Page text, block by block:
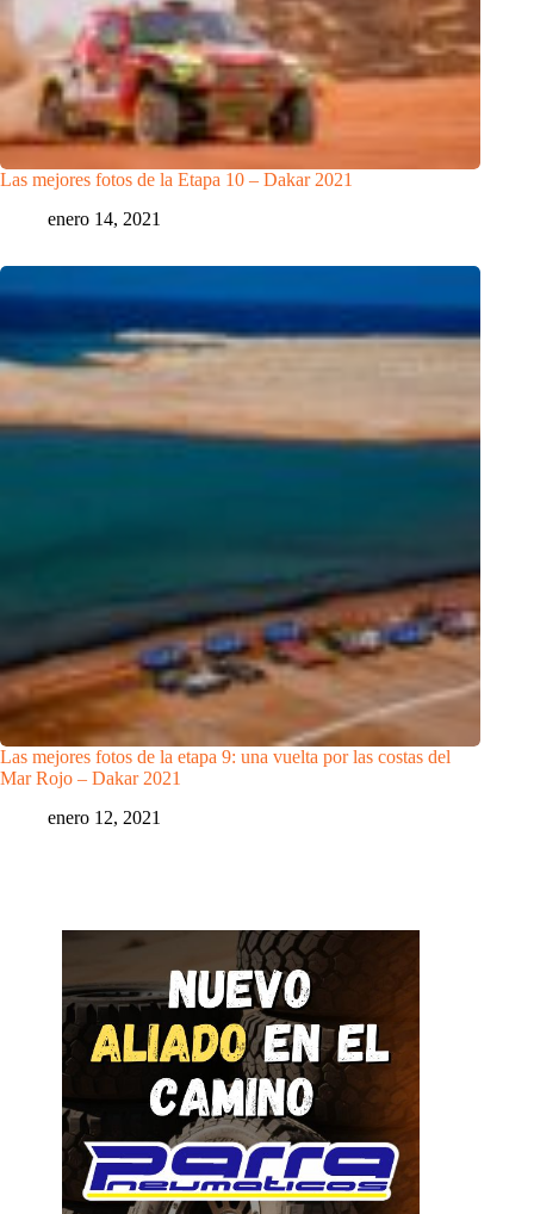
Las mejores fotos de la Etapa 10 – Dakar 2021
enero 14, 2021
Las mejores fotos de la etapa 9: una vuelta por las costas del
Mar Rojo – Dakar 2021
enero 12, 2021